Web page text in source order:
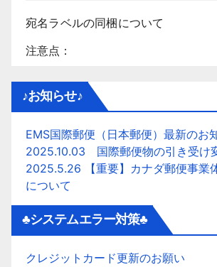
宛名ラベルの同梱について
注意点：
♪お知らせ♪
EMS国際郵便（日本郵便）最新のお
2025.10.03 国際郵便物の引き受け
2025.5.26 【重要】カナダ郵便事業
について
♣システムエラー対策♣
クレジットカード更新のお願い